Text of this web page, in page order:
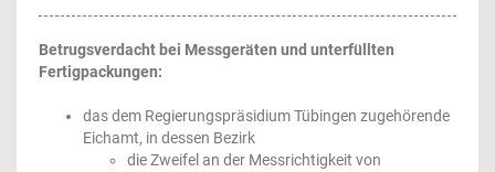
Betrugsverdacht bei Messgeräten und unterfüllten
Fertigpackungen:
das dem Regierungspräsidium Tübingen zugehörende
Eichamt, in dessen Bezirk
die Zweifel an der Messrichtigkeit von